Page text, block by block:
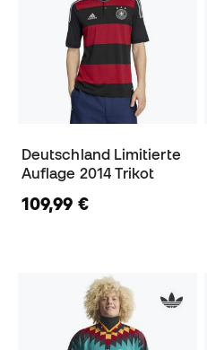
Deutschland Limitierte
Auflage 2014 Trikot
109,99 €